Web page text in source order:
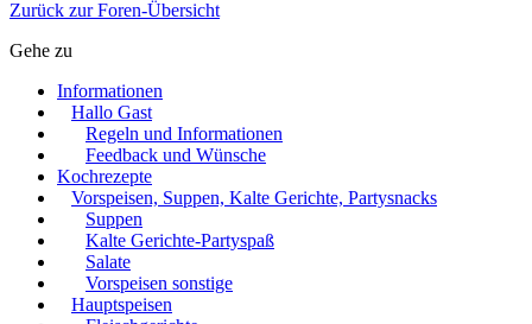
Zurück zur Foren-Übersicht
Gehe zu
Informationen
Hallo Gast
Regeln und Informationen
Feedback und Wünsche
Kochrezepte
Vorspeisen, Suppen, Kalte Gerichte, Partysnacks
Suppen
Kalte Gerichte-Partyspaß
Salate
Vorspeisen sonstige
Hauptspeisen